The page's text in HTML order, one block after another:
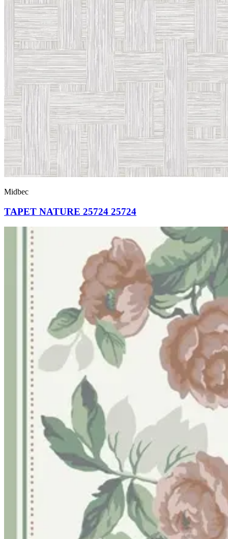
Midbec
TAPET NATURE 25724 25724